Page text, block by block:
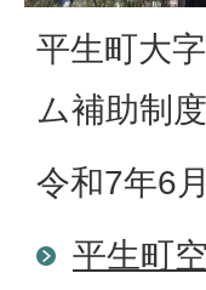
平生町大
ム補助制
令和7年6
平生町